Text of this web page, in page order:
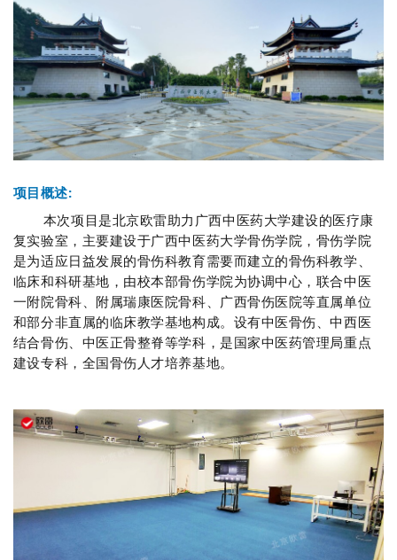
项目概述:
本次项目是北京欧雷助力广西中医药大学建设的医疗康
复实验室，主要建设于广西中医药大学骨伤学院，骨伤学院
是为适应日益发展的骨伤科教育需要而建立的骨伤科教学、
临床和科研基地，由校本部骨伤学院为协调中心，联合中医
一附院骨科、附属瑞康医院骨科、广西骨伤医院等直属单位
和部分非直属的临床教学基地构成。设有中医骨伤、中西医
结合骨伤、中医正骨整脊等学科，是国家中医药管理局重点
建设专科，全国骨伤人才培养基地。